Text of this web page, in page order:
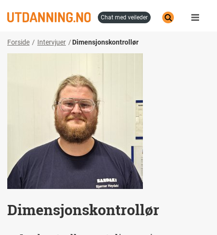
til
chat med veileder
Forside Intervjuer Dimensjonskontrollør
Dimensjonskontrollør